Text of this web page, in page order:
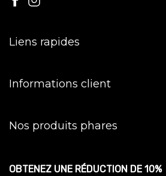
Liens rapides
Informations client
Nos produits phares
OBTENEZ UNE RÉDUCTION DE 10%